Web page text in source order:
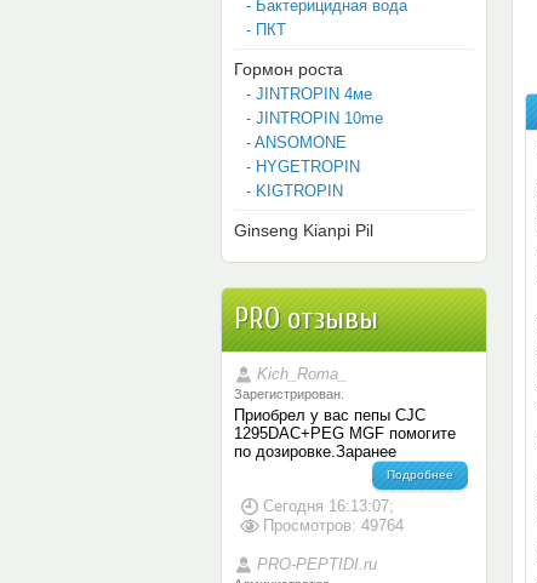
- Бактерицидная вода
- ПКТ
Гормон роста
- JINTROPIN 4мe
- JINTROPIN 10me
- ANSOMONE
- HYGETROPIN
- KIGTROPIN
Ginseng Kianpi Pil
PRO отзывы
Kich_Romа_
Зарегистрирован.
Приобрел у вас пепы CJC
1295DAC+PEG MGF помогите
по дозировке.Заранее
Подробнее
Сегодня 16:13:07;
Просмотров: 49764
PRO-PEPTIDI.ru